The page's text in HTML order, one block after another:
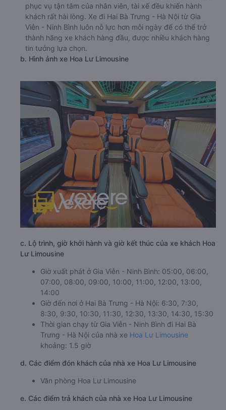
phục vụ tận tâm của nhân viên, tài xế đều khiến hành
khách rất hài lòng. Xe đi Hai Bà Trưng - Hà Nội từ Gia
Viễn - Ninh Bình luôn nỗ lực hơn mỗi ngày để có thể trở
thành hãng xe khách hàng đầu, được nhiều khách hàng
tin tưởng lựa chọn.
b. Hình ảnh xe Hoa Lư Limousine
c. Lộ trình, giờ khởi hành và giờ kết thúc của xe khách Hoa
Lư Limousine
Giờ xuất phát ở Gia Viễn - Ninh Bình: 05:00, 06:00,
07:00, 08:00, 09:00, 10:00, 11:00, 12:00, 13:00,
14:00
Giờ đến nơi ở Hai Bà Trưng - Hà Nội: 6:30, 7:30,
8:30, 9:30, 10:30, 11:30, 12:30, 13:30, 14:30, 15:30
Thời gian chạy từ Gia Viễn - Ninh Bình đi Hai Bà
Trưng - Hà Nội của nhà xe Hoa Lư Limousine
khoảng: 1.5 giờ
d. Các điểm đón khách của nhà xe Hoa Lư Limousine
Văn phòng Hoa Lư Limousine
e. Các điểm trả khách của nhà xe Hoa Lư Limousine